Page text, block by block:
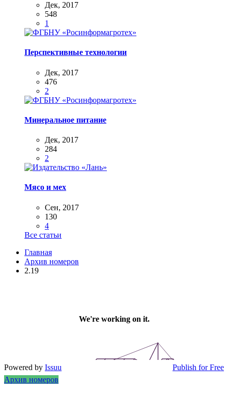
Дек, 2017
548
1
Перспективные технологии
Дек, 2017
476
2
Минеральное питание
Дек, 2017
284
2
Мясо и мех
Сен, 2017
130
4
Все статьи
Главная
Архив номеров
2.19
Powered by Issuu
Publish for Free
Архив номеров